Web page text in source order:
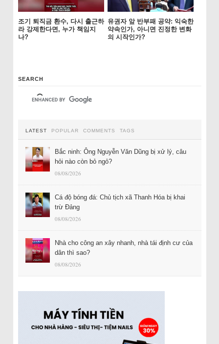
조기 퇴직금 환수, 다시 출근하
라 강제한다면, 누가 책임지
나?
유권자 앞 반부패 공약: 익숙한
약속인가, 아니면 진정한 변화
의 시작인가?
SEARCH
LATEST POPULAR COMMENTS TAGS
Bắc ninh: Ông Nguyễn Văn Dũng bị xử lý, câu
hỏi nào còn bỏ ngỏ?
08/08/2026
Cá độ bóng đá: Chủ tịch xã Thanh Hóa bị khai
trừ Đảng
08/08/2026
Nhà cho công an xây nhanh, nhà tái định cư của
dân thì sao?
08/08/2026